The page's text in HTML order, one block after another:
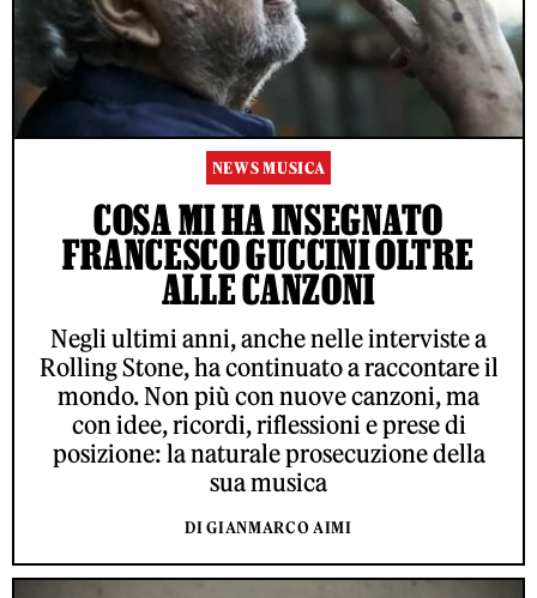
NEWS MUSICA
COSA MI HA INSEGNATO
FRANCESCO GUCCINI OLTRE
ALLE CANZONI
Negli ultimi anni, anche nelle interviste a
Rolling Stone, ha continuato a raccontare il
mondo. Non più con nuove canzoni, ma
con idee, ricordi, riflessioni e prese di
posizione: la naturale prosecuzione della
sua musica
DI GIANMARCO AIMI